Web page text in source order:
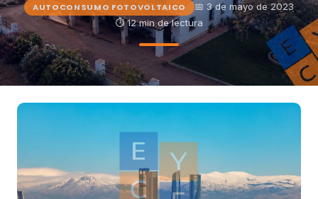
AUTOCONSUMO FOTOVOLTAICO
📅 3 de mayo de 2023
⏱ 12 min de lectura